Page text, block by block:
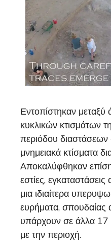
Εντοπίστηκαν μεταξύ
κυκλικών κτισμάτων
περιόδου διαστάσεων
μνημειακά κτίσματα
Αποκαλύφθηκαν
εστίες,
μια ιδιαίτερα
ευρήματα, σπουδαίας
υπάρχουν σε άλλα 17
με την περιοχή.